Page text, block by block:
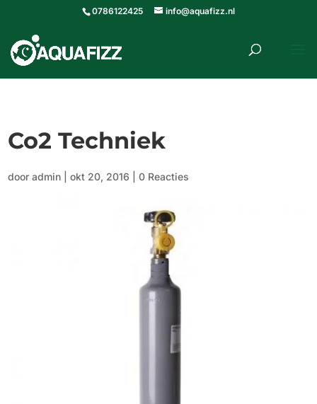
0786122425 info@aquafizz.nl
Co2 Techniek
dooradmin |okt 20, 2016 |0 Reacties